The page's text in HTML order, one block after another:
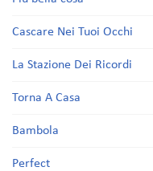
Cascare Nei Tuoi Occhi
La Stazione Dei Ricordi
Torna A Casa
Bambola
Perfect